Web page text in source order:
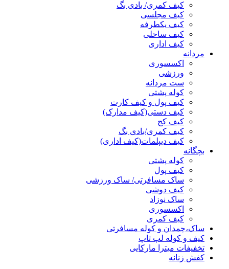
کیف کمری/ بادی بگ
کیف مجلسی
کیف یکطرفه
کیف ساحلی
کیف اداری
مردانه
اکسسوری
ورزشی
ست مردانه
کوله پشتی
کیف پول و کیف کارت
کیف دستی(کیف مدارک)
کیف کج
کیف کمری/بادی بگ
کیف دیپلمات(کیف اداری)
بچگانه
کوله پشتی
کیف پول
ساک مسافرتی/ ساک ورزشی
کیف دوشی
ساک نوزاد
اکسسوری
کیف کمری
ساک،چمدان و کوله مسافرتی
کیف و کوله لپ تاپ
تخفیفات میترا مارکایی
کفش زنانه